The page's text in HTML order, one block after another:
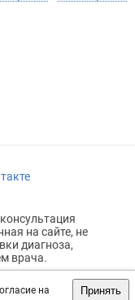
на
Принять
на сайте, не
диагноза,
врача.